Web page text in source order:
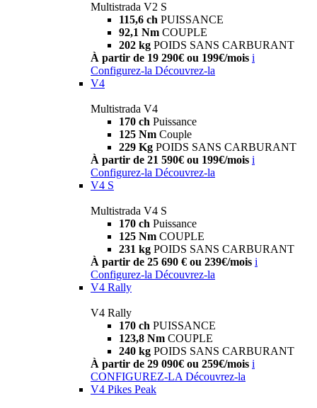
Multistrada V2 S
115,6 ch PUISSANCE
92,1 Nm COUPLE
202 kg POIDS SANS CARBURANT
À partir de 19 290€ ou 199€/mois i
Configurez-la Découvrez-la
V4
Multistrada V4
170 ch Puissance
125 Nm Couple
229 Kg POIDS SANS CARBURANT
À partir de 21 590€ ou 199€/mois i
Configurez-la Découvrez-la
V4 S
Multistrada V4 S
170 ch Puissance
125 Nm COUPLE
231 kg POIDS SANS CARBURANT
À partir de 25 690 € ou 239€/mois i
Configurez-la Découvrez-la
V4 Rally
V4 Rally
170 ch PUISSANCE
123,8 Nm COUPLE
240 kg POIDS SANS CARBURANT
À partir de 29 090€ ou 259€/mois i
CONFIGUREZ-LA Découvrez-la
V4 Pikes Peak